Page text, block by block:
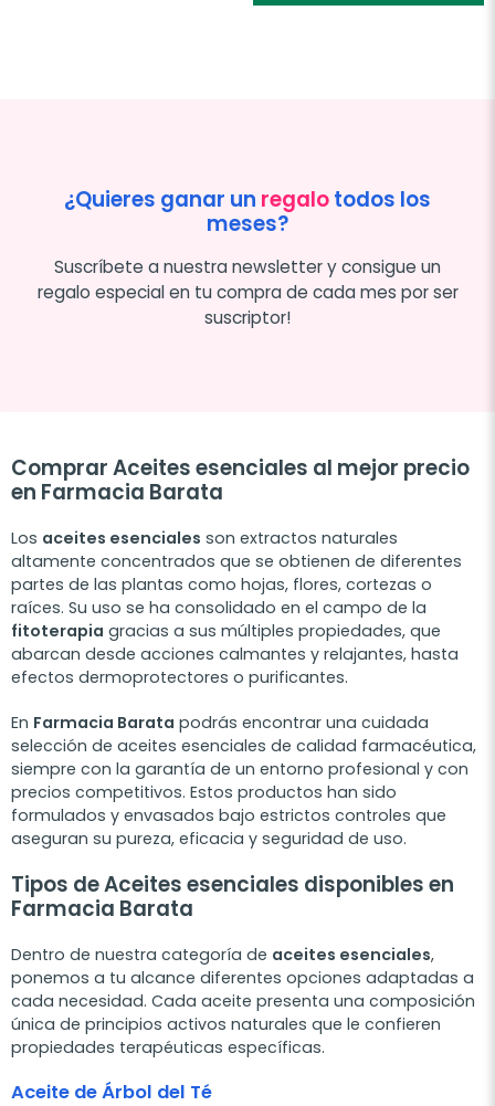
¿Quieres ganar un regalotodos los
meses?
Suscríbete a nuestra newsletter y consigue un
regalo especial en tu compra de cada mes por ser
suscriptor!
Comprar Aceites esenciales al mejor precio
en Farmacia Barata
Los aceites esenciales son extractos naturales
altamente concentrados que se obtienen de diferentes
partes de las plantas como hojas, flores, cortezas o
raíces. Su uso se ha consolidado en el campo de la
fitoterapia gracias a sus múltiples propiedades, que
abarcan desde acciones calmantes y relajantes, hasta
efectos dermoprotectores o purificantes.
En Farmacia Barata podrás encontrar una cuidada
selección de aceites esenciales de calidad farmacéutica,
siempre con la garantía de un entorno profesional y con
precios competitivos. Estos productos han sido
formulados y envasados bajo estrictos controles que
aseguran su pureza, eficacia y seguridad de uso.
Tipos de Aceites esenciales disponibles en
Farmacia Barata
Dentro de nuestra categoría de aceites esenciales,
ponemos a tu alcance diferentes opciones adaptadas a
cada necesidad. Cada aceite presenta una composición
única de principios activos naturales que le confieren
propiedades terapéuticas específicas.
Aceite de Árbol del Té